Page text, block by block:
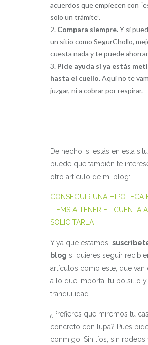
acuerdos que empiecen con
solo un trámite”.
Compara siempre.Y si
un sitio como SegurChollo,
cuesta nada y te puede
Pide ayuda si ya estás
hasta el cuello.Aquí no te
juzgar, ni a cobrar por respirar.
De hecho, si estás en esta
puede que también te
otro artículo de mi blog:
CONSEGUIR UNA HIPOTECA
ITEMS A TENER EL CUENTA AL
SOLICITARLA
Y ya que estamos,
blog si quieres seguir
artículos como este, que van
a lo que importa: tu bolsillo y
tranquilidad.
¿Prefieres que miremos tu
concreto con lupa? Pues
conmigo. Sin líos, sin rodeos